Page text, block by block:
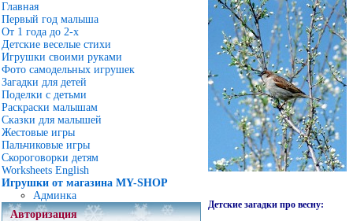
Главная
Первый год малыша
От 1 года до 2-х
Детские веселые стихи
Игрушки своими руками
Фото самодельных игрушек
Загадки для детей
Поделки с детьми
Раскраски малышам
Сказки для малышей
Жестовые игры
Пальчиковые игры
Скороговорки детям
Worksheets English
Игрушки от магазина MY-SHOP
Админка
Авторизация
Детские загадки про весну: